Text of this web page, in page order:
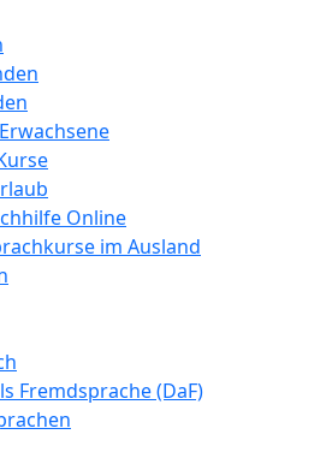
Online
im Ausland
Fremdsprache (DaF)